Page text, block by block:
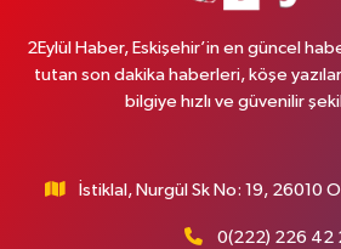
2Eylül Haber, Eskişehir’in en güncel
tutan son dakika haberleri, köşe
bilgiye hızlı ve güvenilir
İstiklal, Nurgül Sk No: 19, 26010
0(222) 226 42